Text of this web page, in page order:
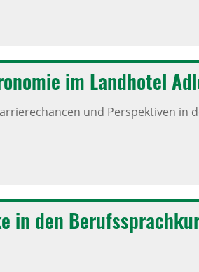
im Land­hotel
und Perspektiven in
in den